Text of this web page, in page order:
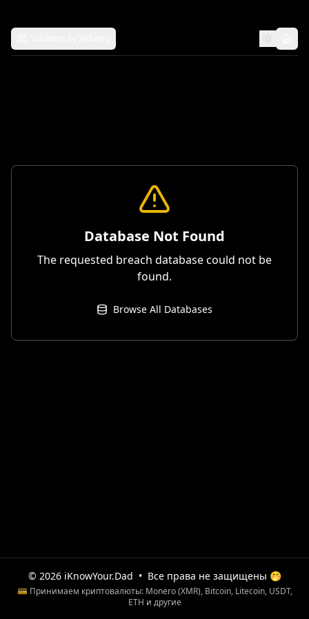
Database Not Found
The requested breach database could not be
found.
Browse All Databases
© 2026 iKnowYour.Dad • Все права не защищены 🤭
💳 Принимаем криптовалюты: Monero (XMR), Bitcoin, Litecoin, USDT,
ETH и другие